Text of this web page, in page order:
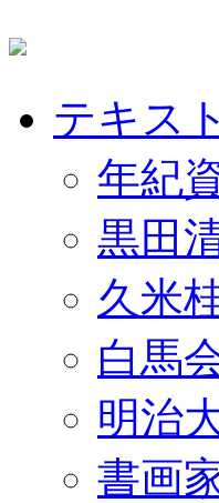
テキスト
年紀
黒田
久米
白馬
明治
書画